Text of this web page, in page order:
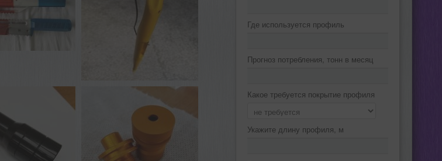
Где используется профиль
Прогноз потребления, тонн в месяц
Какое требуется покрытие профиля
Укажите длину профиля, м